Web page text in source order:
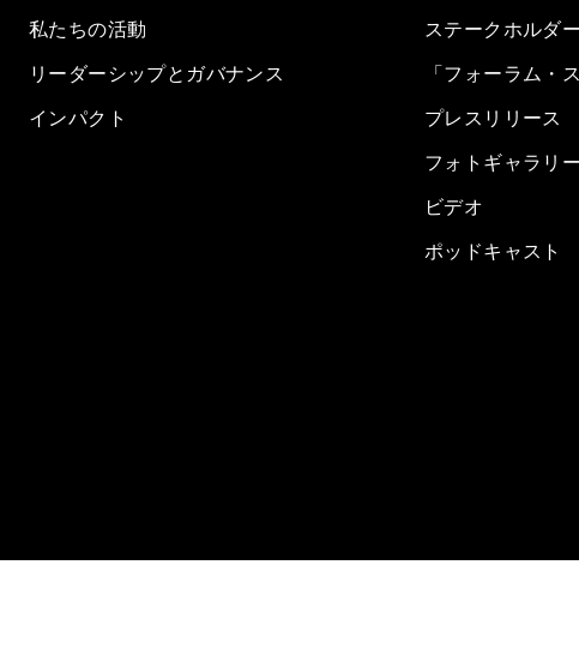
私たちの活動
リーダーシップとガバナンス
インパクト
ステークホルダ
「フォーラム・
プレスリリース
フォトギャラリー
ビデオ
ポッドキャスト